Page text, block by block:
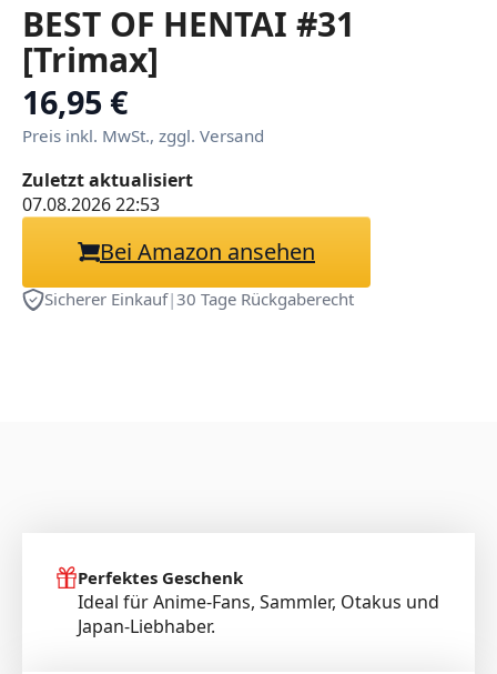
BEST OF HENTAI #31
[Trimax]
16,95 €
Preis inkl. MwSt., zggl. Versand
Zuletzt aktualisiert
07.08.2026 22:53
Bei Amazon ansehen
Sicherer Einkauf|30 Tage Rückgaberecht
Perfektes Geschenk
Ideal für Anime-Fans, Sammler, Otakus und
Japan-Liebhaber.